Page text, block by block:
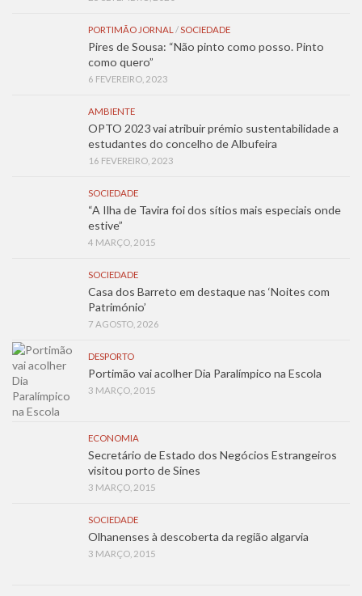
PORTIMÃO JORNAL / SOCIEDADE
Pires de Sousa: “Não pinto como posso. Pinto
como quero”
6 FEVEREIRO, 2023
AMBIENTE
OPTO 2023 vai atribuir prémio sustentabilidade a
estudantes do concelho de Albufeira
16 FEVEREIRO, 2023
SOCIEDADE
“A Ilha de Tavira foi dos sítios mais especiais onde
estive”
4 MARÇO, 2015
SOCIEDADE
Casa dos Barreto em destaque nas ‘Noites com
Património’
7 AGOSTO, 2026
DESPORTO
Portimão vai acolher Dia Paralímpico na Escola
3 MARÇO, 2015
ECONOMIA
Secretário de Estado dos Negócios Estrangeiros
visitou porto de Sines
3 MARÇO, 2015
SOCIEDADE
Olhanenses à descoberta da região algarvia
3 MARÇO, 2015